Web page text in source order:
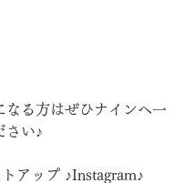
なる方はぜひナインへ一
さい♪
アップ ♪Instagram♪